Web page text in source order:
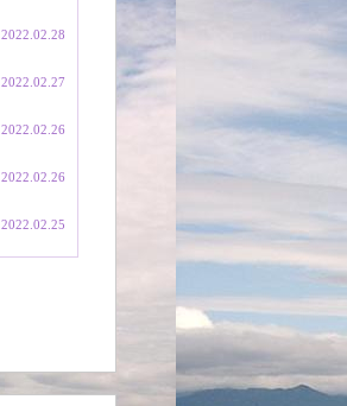
2022.02.28
2022.02.27
2022.02.26
2022.02.26
2022.02.25